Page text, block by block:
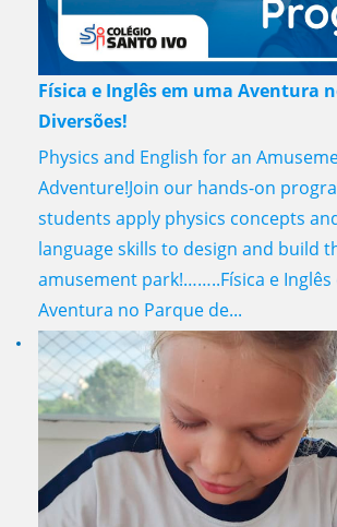
Física e Inglês em uma Aventura
Diversões!
Physics and English for an
Adventure!Join our hands-on
students apply physics concepts
language skills to design and build
amusement park!……..Física e Inglês
Aventura no Parque de...